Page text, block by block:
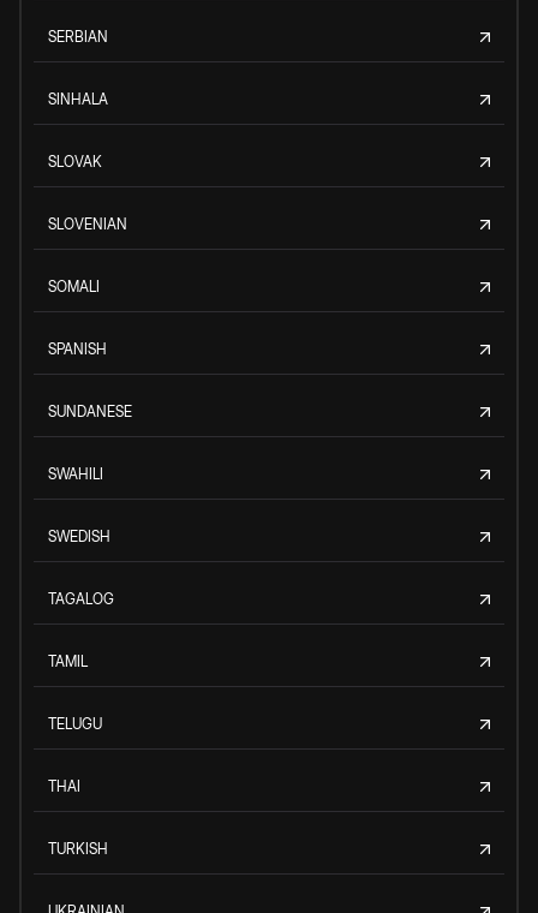
SERBIAN
SINHALA
SLOVAK
SLOVENIAN
SOMALI
SPANISH
SUNDANESE
SWAHILI
SWEDISH
TAGALOG
TAMIL
TELUGU
THAI
TURKISH